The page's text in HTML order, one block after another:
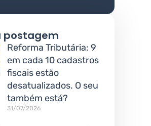
postagem
Reforma Tributária: 9
em cada 10 cadastros
fiscais estão
desatualizados. O seu
também está?
31/07/2026